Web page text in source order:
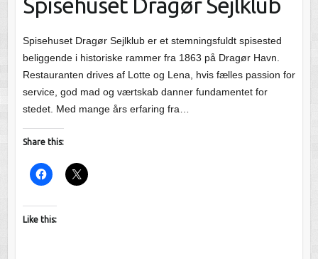
Spisehuset Dragør Sejlklub er et stemningsfuldt spisested
beliggende i historiske rammer fra 1863 på Dragør Havn.
Restauranten drives af Lotte og Lena, hvis fælles passion for
service, god mad og værtskab danner fundamentet for
stedet. Med mange års erfaring fra…
Share this:
Like this: